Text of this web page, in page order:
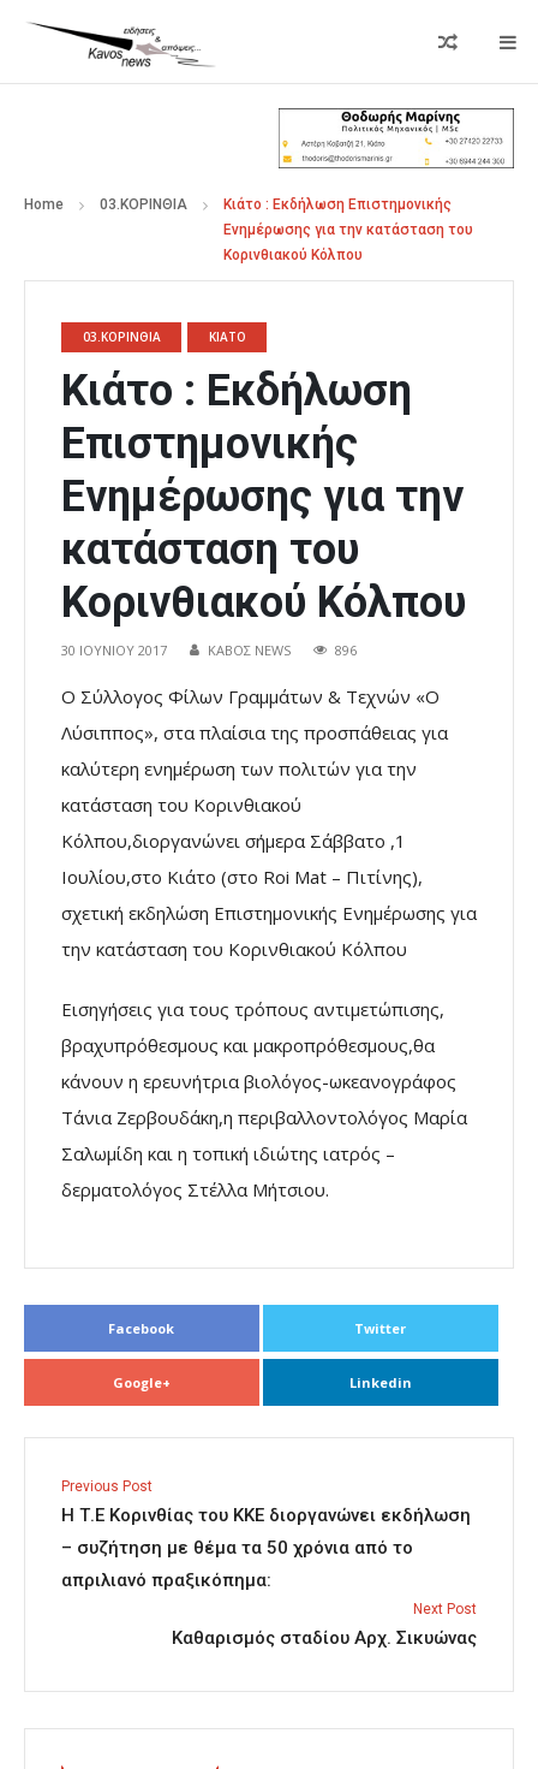
Home 03.ΚΟΡΙΝΘΙΑ
Κιάτο : Εκδήλωση Επιστημονικής
Ενημέρωσης για την κατάσταση του
Κορινθιακού Κόλπου
03.ΚΟΡΙΝΘΙΑ ΚΙΑΤΟ
Κιάτο : Εκδήλωση
Επιστημονικής
Ενημέρωσης για την
κατάσταση του
Κορινθιακού Κόλπου
30 ΙΟΥΝΊΟΥ 2017 ΚΑΒΟΣ NEWS 896
Ο Σύλλογος Φίλων Γραμμάτων & Τεχνών «Ο
Λύσιππος», στα πλαίσια της προσπάθειας για
καλύτερη ενημέρωση των πολιτών για την
κατάσταση του Κορινθιακού
Κόλπου,διοργανώνει σήμερα Σάββατο ,1
Ιουλίου,στο Κιάτο (στο Roi Mat – Πιτίνης),
σχετική εκδηλώση Επιστημονικής Ενημέρωσης για
την κατάσταση του Κορινθιακού Κόλπου
Εισηγήσεις για τους τρόπους αντιμετώπισης,
βραχυπρόθεσμους και μακροπρόθεσμους,θα
κάνουν η ερευνήτρια βιολόγος-ωκεανογράφος
Τάνια Ζερβουδάκη,η περιβαλλοντολόγος Μαρία
Σαλωμίδη και η τοπική ιδιώτης ιατρός –
δερματολόγος Στέλλα Μήτσιου.
Facebook Twitter
Google+ Linkedin
Previous Post
Η Τ.Ε Κορινθίας του ΚΚΕ διοργανώνει εκδήλωση
– συζήτηση με θέμα τα 50 χρόνια από το
απριλιανό πραξικόπημα:
Next Post
Καθαρισμός σταδίου Αρχ. Σικυώνας